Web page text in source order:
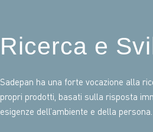
Ricerca e
Sadepan ha una forte vocazione alla
propri prodotti, basati sulla risposta
esigenze dell’ambiente e della persona.